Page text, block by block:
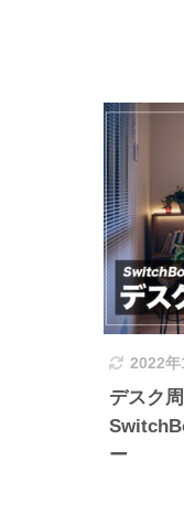
2022年
デスク
ー